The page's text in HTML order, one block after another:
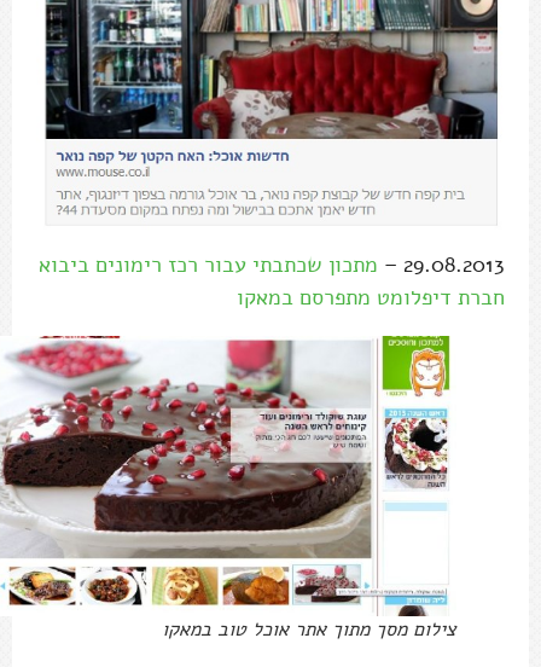
29.08.2013 –
מתכון שכתבתי עבור רכז רימונים ביבוא
חברת דיפלומט מתפרסם במאקו
צילום מסך מתוך אתר אוכל טוב במאקו